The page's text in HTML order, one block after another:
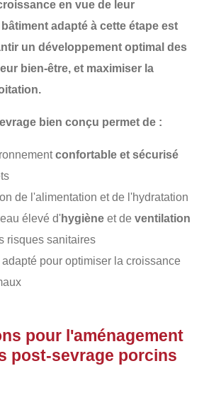
en vue de leur
adapté à cette étape est
un développement optimal des
leur bien-être, et maximiser la
.
bien conçu permet de :
confortable et sécurisé
de l'alimentation et de l'hydratation
élevé d'hygiène et de ventilation
risques sanitaires
pour optimiser la croissance
pour l'aménagement
post-sevrage porcins